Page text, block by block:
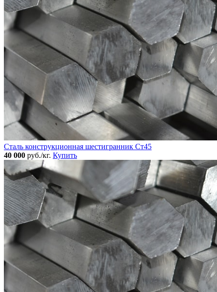
Сталь конструкционная шестигранник Ст45
40 000 руб./кг. Купить